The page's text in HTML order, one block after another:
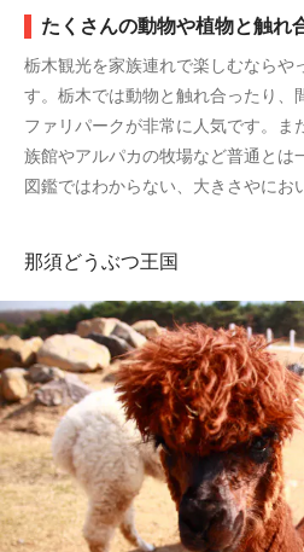
たくさんの動物や植物と触れ
栃木観光を家族連れで楽しむならや
す。栃木では動物と触れ合ったり、
ファリパークが非常に人気です。ま
族館やアルパカの牧場など普通とは
図鑑ではわからない、大きさやにお
那須どうぶつ王国